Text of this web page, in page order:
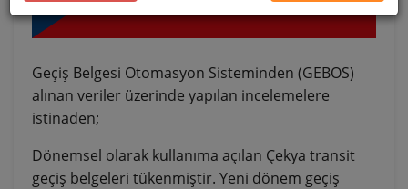
Geçiş Belgesi Otomasyon Sisteminden (GEBOS)
alınan veriler üzerinde yapılan incelemelere
istinaden;
Dönemsel olarak kullanıma açılan Çekya transit
geçiş belgeleri tükenmiştir. Yeni dönem geçiş